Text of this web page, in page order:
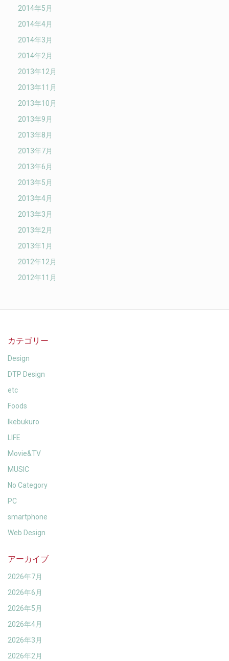
2014年5月
2014年4月
2014年3月
2014年2月
2013年12月
2013年11月
2013年10月
2013年9月
2013年8月
2013年7月
2013年6月
2013年5月
2013年4月
2013年3月
2013年2月
2013年1月
2012年12月
2012年11月
カテゴリー
Design
DTP Design
etc
Foods
Ikebukuro
LIFE
Movie&TV
MUSIC
No Category
PC
smartphone
Web Design
アーカイブ
2026年7月
2026年6月
2026年5月
2026年4月
2026年3月
2026年2月